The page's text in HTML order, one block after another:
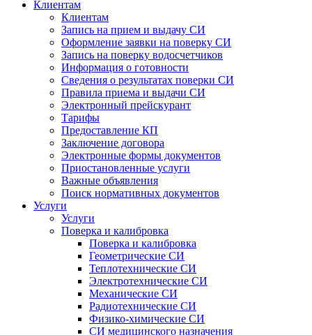
Клиентам
Клиентам
Запись на прием и выдачу СИ
Оформление заявки на поверку СИ
Запись на поверку водосчетчиков
Информация о готовности
Сведения о результатах поверки СИ
Правила приема и выдачи СИ
Электронный прейскурант
Тарифы
Предоставление КП
Заключение договора
Электронные формы документов
Приостановленные услуги
Важные объявления
Поиск нормативных документов
Услуги
Услуги
Поверка и калибровка
Поверка и калибровка
Геометрические СИ
Теплотехнические СИ
Электротехнические СИ
Механические СИ
Радиотехнические СИ
Физико-химические СИ
СИ медицинского назначения